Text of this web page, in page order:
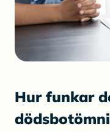
Hur funkar